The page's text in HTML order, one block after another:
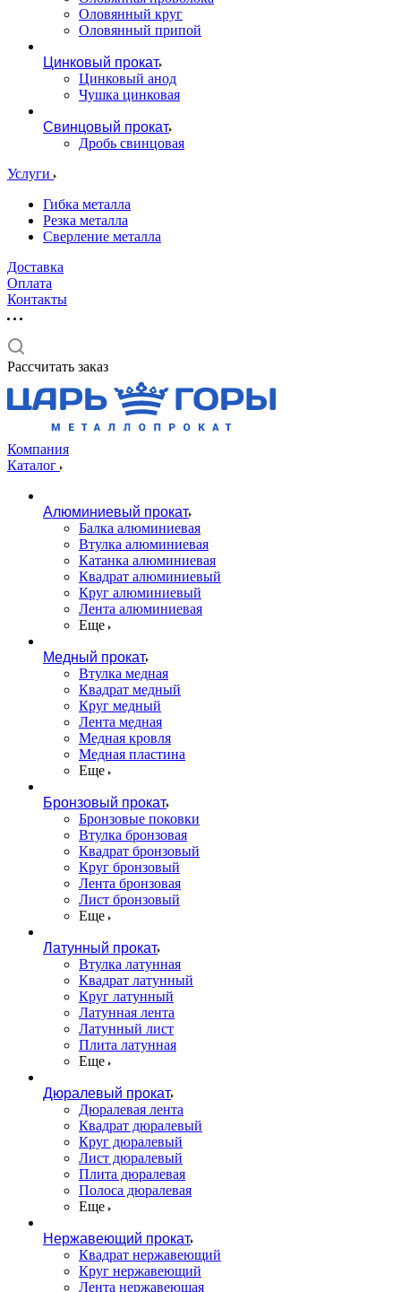
Оловянный круг
Оловянный припой
Цинковый прокат
Цинковый анод
Чушка цинковая
Свинцовый прокат
Дробь свинцовая
Услуги
Гибка металла
Резка металла
Сверление металла
Доставка
Оплата
Контакты
Рассчитать заказ
Компания
Каталог
Алюминиевый прокат
Балка алюминиевая
Втулка алюминиевая
Катанка алюминиевая
Квадрат алюминиевый
Круг алюминиевый
Лента алюминиевая
Еще
Медный прокат
Втулка медная
Квадрат медный
Круг медный
Лента медная
Медная кровля
Медная пластина
Еще
Бронзовый прокат
Бронзовые поковки
Втулка бронзовая
Квадрат бронзовый
Круг бронзовый
Лента бронзовая
Лист бронзовый
Еще
Латунный прокат
Втулка латунная
Квадрат латунный
Круг латунный
Латунная лента
Латунный лист
Плита латунная
Еще
Дюралевый прокат
Дюралевая лента
Квадрат дюралевый
Круг дюралевый
Лист дюралевый
Плита дюралевая
Полоса дюралевая
Еще
Нержавеющий прокат
Квадрат нержавеющий
Круг нержавеющий
Лента нержавеющая